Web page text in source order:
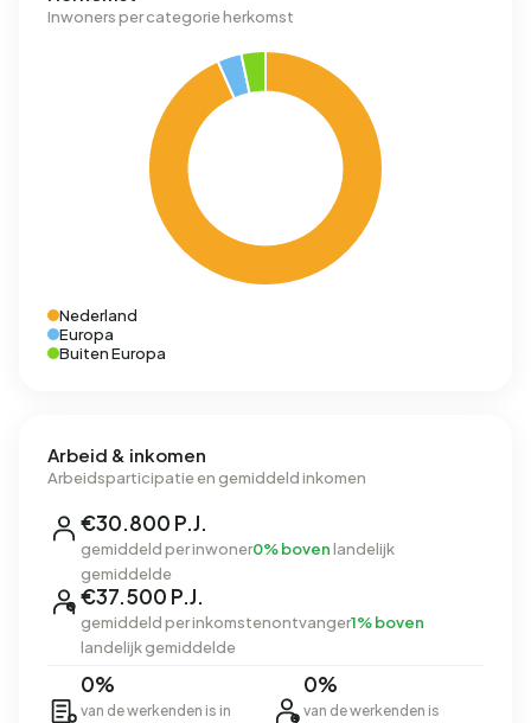
Inwoners per categorie herkomst
Nederland
Europa
Buiten Europa
Arbeid & inkomen
Arbeidsparticipatie en gemiddeld inkomen
€30.800 P.J.
gemiddeld per inwoner0% bovenlandelijk
gemiddelde
€37.500 P.J.
gemiddeld per inkomstenontvanger1% boven
landelijk gemiddelde
0%
van de werkenden is in
0%
van de werkenden is